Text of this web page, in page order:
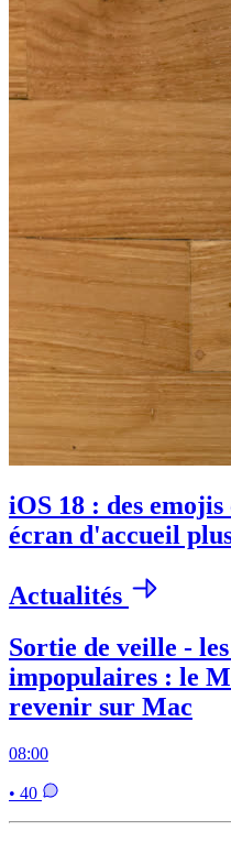
iOS 18 : des
écran d'accueil
Actualités
Sortie de veille -
impopulaires : le
revenir sur Mac
08:00
• 40